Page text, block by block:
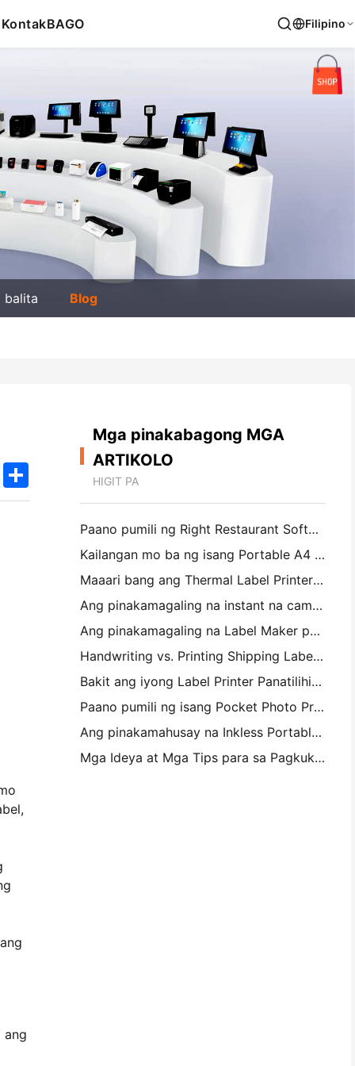
KontakBAGO Filipino
balita Blog
TwitterShare
ang
Mga pinakabagong MGA
ARTIKOLO
HIGIT PA
Paano pumili ng Right Restaurant Software para sa iyong Maliit o Midsize Restaurant
Kailangan mo ba ng isang Portable A4 Printer para sa mga Warehouse Invoices? Ano talagang gumagana
Maaari bang ang Thermal Label Printers ay gumawa ng Waterproof Labels para sa mga maliliit na Producto ng negosyo?
Ang pinakamagaling na instant na camera para sa mga magsimula na ayaw magbasura ng papel
Ang pinakamagaling na Label Maker para sa Pagpapakita at Scrapbooking: Magdagdag ng Karagdagang Color sa bawat Pahina
Handwriting vs. Printing Shipping Labels: Tips for Small Businesses noong 2026
Bakit ang iyong Label Printer Panatilihin ang Jamming?
Paano pumili ng isang Pocket Photo Printer: Isang kumpletong pahayag para sa Pagmamamahayag, Travel, at iPhone Users
Ang pinakamahusay na Inkless Portable Printer para sa Travel, School, at Mobile Work: Hanin MT620 Pro Review
Mga Ideya at Mga Tips para sa Pagkukumpisal ng Kambahay at Dorm